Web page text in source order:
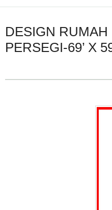
DESIGN
PERSEGI-69’ X